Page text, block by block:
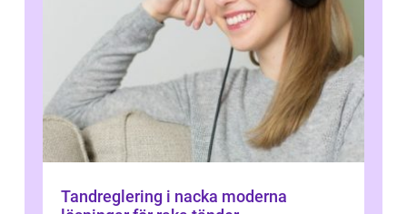
Tandreglering i nacka moderna